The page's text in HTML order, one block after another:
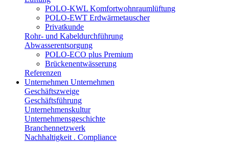
POLO-KWL Komfortwohnraumlüftung
POLO-EWT Erdwärmetauscher
Privatkunde
Rohr- und Kabeldurchführung
Abwasserentsorgung
POLO-ECO plus Premium
Brückenentwässerung
Referenzen
Unternehmen Unternehmen
Geschäftszweige
Geschäftsführung
Unternehmenskultur
Unternehmensgeschichte
Branchennetzwerk
Nachhaltigkeit . Compliance